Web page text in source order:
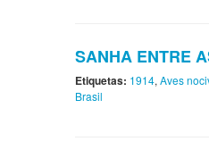
SANHA ENTRE
Etiquetas: 1914, Aves
Brasil